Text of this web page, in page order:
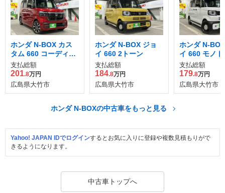
ホンダ N-BOX カス
タム 660 コーディネ
ートスタイル 2トー
ン
支払総額
201.8万円
広島県大竹市
ホンダ N-BOX ジョ
イ 660 2トーン
支払総額
184.8万円
広島県大竹市
ホンダ N-
イ 660 モノト
支払総額
179.8万円
広島県大竹市
ホンダ N-BOXの中古車をもっと見る
Yahoo! JAPAN IDでログインするとお気に入りに登録や複数見積もりがで
きるようになります。
中古車トップへ